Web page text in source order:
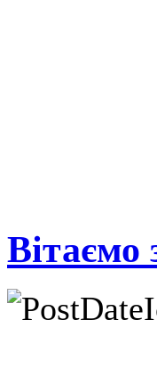
Вітаємо